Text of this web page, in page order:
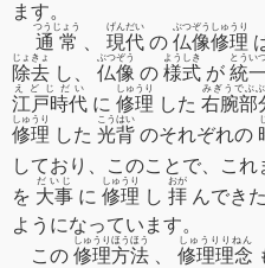
ます。
通常
つうじょう
、 現代
げんだい
の 仏像修理
ぶつぞうしゅうり
除去
じょきょ
し、 仏像
ぶつぞう
の 様式
ようしき
が 統一
とうい
江戸時代
えどじだい
に 修理
しゅうり
した 右腕部
みぎうでぶ
修理
しゅうり
した 光背
こうはい
のそれぞれの
しており、このことで、これ
を 大事
だいじ
に 修理
しゅうり
し 拝
おが
んできた
ようになっています。
この 修理方法
しゅうりほうほう
、 修理理念
しゅうりりねん